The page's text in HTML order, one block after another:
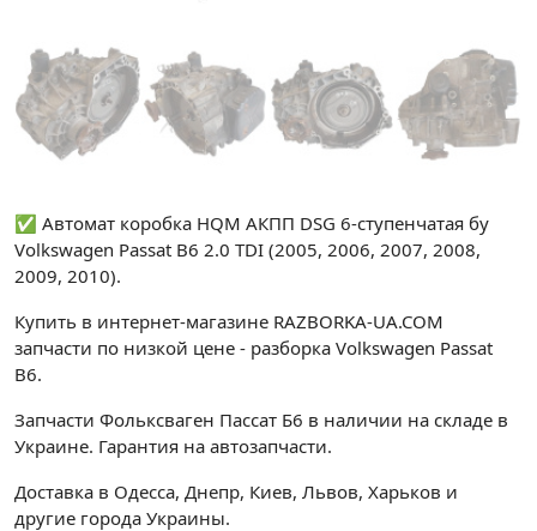
✅ Автомат коробка HQM АКПП DSG 6-ступенчатая бу
Volkswagen Passat B6 2.0 TDI (2005, 2006, 2007, 2008,
2009, 2010).
Купить в интернет-магазине RAZBORKA-UA.COM
запчасти по низкой цене - разборка Volkswagen Passat
B6.
Запчасти Фольксваген Пассат Б6 в наличии на складе в
Украине. Гарантия на автозапчасти.
Доставка в Одесса, Днепр, Киев, Львов, Харьков и
другие города Украины.